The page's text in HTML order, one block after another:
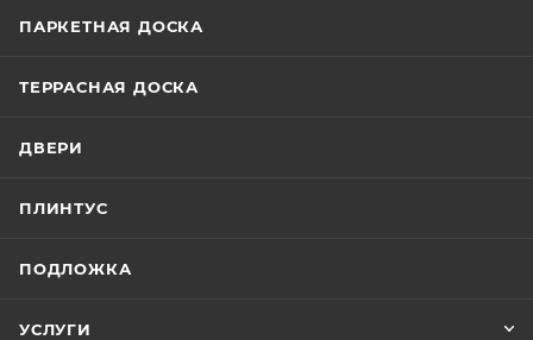
ПАРКЕТНАЯ ДОСКА
ТЕРРАСНАЯ ДОСКА
ДВЕРИ
ПЛИНТУС
ПОДЛОЖКА
УСЛУГИ